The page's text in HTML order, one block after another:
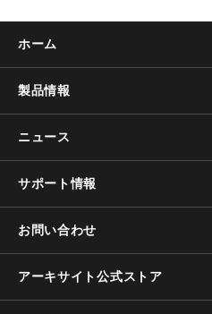
ホーム
製品情報
ニュース
サポート情報
お問い合わせ
アーキサイト公式ストア